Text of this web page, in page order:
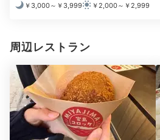
18:30
肉も魚も欲張りに
瀬戸内の美味ディナー
￥3,000～￥3,999
￥2,000～￥2,999
周辺レストラン